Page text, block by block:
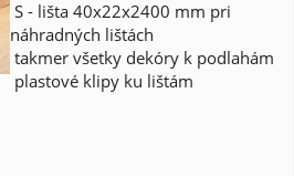
S - lišta 40x22x2400 mm pri
náhradných lištách
takmer všetky dekóry k podlahám
plastové klipy ku lištám